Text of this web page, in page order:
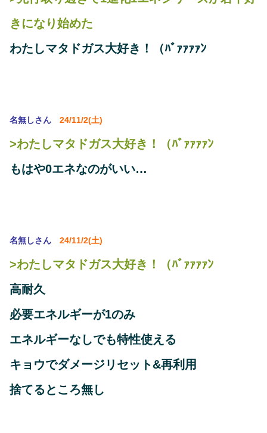
きになり始めた
わたしマタドガス大好き！（ﾊﾞｧｧｧｧﾝ
名無しさん 24/11/2(土)
>わたしマタドガス大好き！（ﾊﾞｧｧｧｧﾝ
もはや0エネなのがいい…
名無しさん 24/11/2(土)
>わたしマタドガス大好き！（ﾊﾞｧｧｧｧﾝ
高耐久
必要エネルギーが1のみ
エネルギーなしでも特性使える
キョウでダメージリセット&再利用
捨てるところ無し